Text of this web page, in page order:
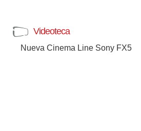
Videoteca
Nueva Cinema Line Sony FX5